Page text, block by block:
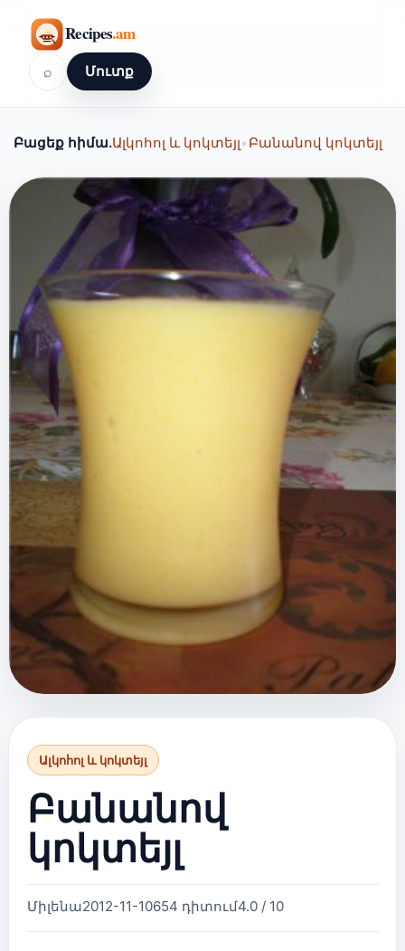
⌕ Մուտք
Բացեք հիմա.Ալկոհոլ և կոկտեյլ•Բանանով կոկտեյլ
Ալկոհոլ և կոկտեյլ
Բանանով
կոկտեյլ
Միլենա2012-11-10654 դիտում4.0 / 10